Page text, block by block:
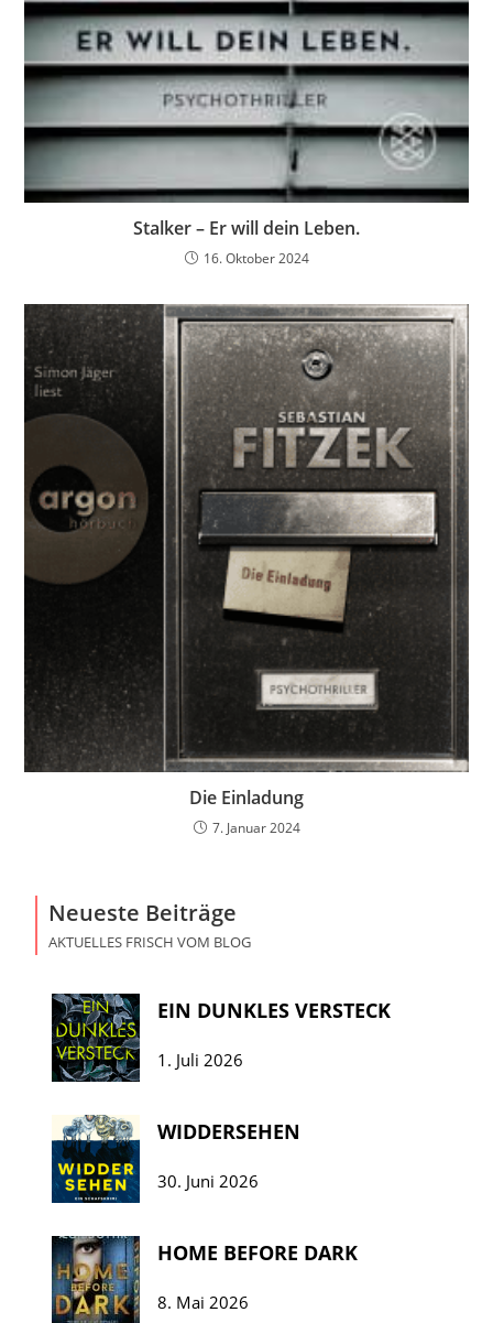
Stalker – Er will dein Leben.
16. Oktober 2024
Die Einladung
7. Januar 2024
Neueste Beiträge
AKTUELLES FRISCH VOM BLOG
EIN DUNKLES VERSTECK
1. Juli 2026
WIDDERSEHEN
30. Juni 2026
HOME BEFORE DARK
8. Mai 2026